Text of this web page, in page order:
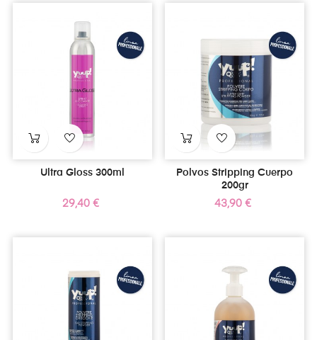
Ultra Gloss 300ml
Precio
29,40 €
Polvos Stripping Cuerpo
200gr
Precio
43,90 €